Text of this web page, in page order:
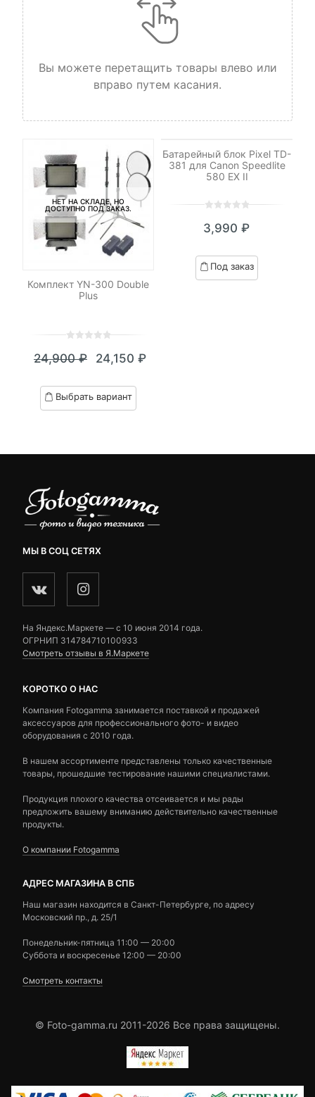
Вы можете перетащить товары влево или
вправо путем касания.
НЕТ НА СКЛАДЕ, НО
ДОСТУПНО ПОД ЗАКАЗ.
Комплект YN-300 Double
Plus
out
based
on
24,900₽
Первоначальная
цена
составляла
24,150 ₽
Текущая
цена:
24,150 ₽.
Выбрать вариант
Батарейный блок Pixel TD-
381 для Canon Speedlite
580 EX II
out
based
on
3,990 ₽
Под заказ
МЫ В СОЦ СЕТЯХ
На Яндекс.Маркете — c 10 июня 2014 года.
ОГРНИП 314784710100933
Смотреть отзывы в Я.Маркете
КОРОТКО О НАС
Компания Fotogamma занимается поставкой и продажей
аксессуаров для профессионального фото- и видео
оборудования с 2010 года.
В нашем ассортименте представлены только качественные
товары, прошедшие тестирование нашими специалистами.
Продукция плохого качества отсеивается и мы рады
предложить вашему вниманию действительно качественные
продукты.
О компании Fotogamma
АДРЕС МАГАЗИНА В СПБ
Наш магазин находится в Санкт-Петербурге, по адресу
Московский пр., д. 25/1
Понедельник-пятница 11:00 — 20:00
Суббота и воскресенье 12:00 — 20:00
Смотреть контакты
© Foto-gamma.ru 2011-2026 Все права защищены.